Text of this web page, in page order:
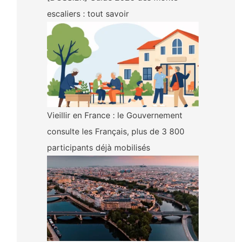
escaliers : tout savoir
Vieillir en France : le Gouvernement
consulte les Français, plus de 3 800
participants déjà mobilisés